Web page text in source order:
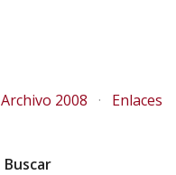
Archivo 2008 Enlaces
Buscar